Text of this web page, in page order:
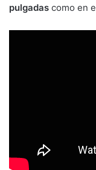
pulgadas como en